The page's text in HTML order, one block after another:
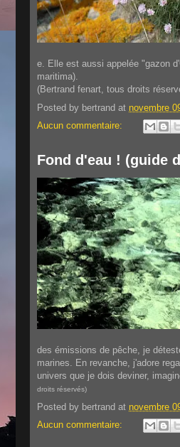
e. Elle est aussi appelée "gazon
maritima).
(Bertrand fenart, tous droits
Posted by bertrand at novembre
Aucun commentaire:
Fond d'eau ! (guide
des émissions de pêche, je
marines. En revanche, j'adore
univers que je dois deviner,
droits réservés)
Posted by bertrand at novembre
Aucun commentaire: